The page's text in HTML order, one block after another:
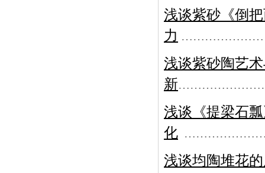
浅谈紫砂《倒
力
浅谈紫砂陶艺
新
浅谈《提梁石
化
浅谈均陶堆花